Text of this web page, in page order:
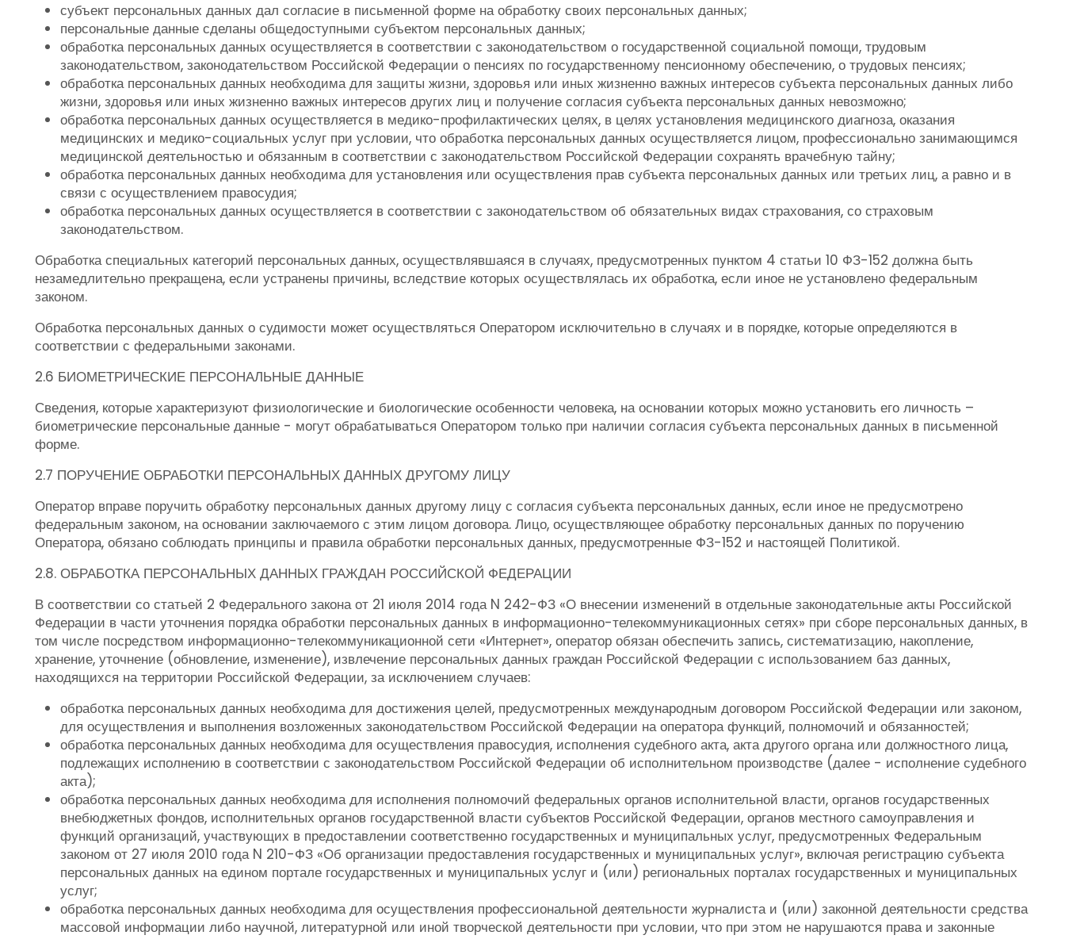
субъект персональных данных дал согласие в письменной форме на обработку своих персональных данных;
персональные данные сделаны общедоступными субъектом персональных данных;
обработка персональных данных осуществляется в соответствии с законодательством о государственной социальной помощи, трудовым
законодательством, законодательством Российской Федерации о пенсиях по государственному пенсионному обеспечению, о трудовых пенсиях;
обработка персональных данных необходима для защиты жизни, здоровья или иных жизненно важных интересов субъекта персональных данных либо
жизни, здоровья или иных жизненно важных интересов других лиц и получение согласия субъекта персональных данных невозможно;
обработка персональных данных осуществляется в медико-профилактических целях, в целях установления медицинского диагноза, оказания
медицинских и медико-социальных услуг при условии, что обработка персональных данных осуществляется лицом, профессионально занимающимся
медицинской деятельностью и обязанным в соответствии с законодательством Российской Федерации сохранять врачебную тайну;
обработка персональных данных необходима для установления или осуществления прав субъекта персональных данных или третьих лиц, а равно и в
связи с осуществлением правосудия;
обработка персональных данных осуществляется в соответствии с законодательством об обязательных видах страхования, со страховым
законодательством.
Обработка специальных категорий персональных данных, осуществлявшаяся в случаях, предусмотренных пунктом 4 статьи 10 ФЗ-152 должна быть
незамедлительно прекращена, если устранены причины, вследствие которых осуществлялась их обработка, если иное не установлено федеральным
законом.
Обработка персональных данных о судимости может осуществляться Оператором исключительно в случаях и в порядке, которые определяются в
соответствии с федеральными законами.
2.6 БИОМЕТРИЧЕСКИЕ ПЕРСОНАЛЬНЫЕ ДАННЫЕ
Сведения, которые характеризуют физиологические и биологические особенности человека, на основании которых можно установить его личность –
биометрические персональные данные - могут обрабатываться Оператором только при наличии согласия субъекта персональных данных в письменной
форме.
2.7 ПОРУЧЕНИЕ ОБРАБОТКИ ПЕРСОНАЛЬНЫХ ДАННЫХ ДРУГОМУ ЛИЦУ
Оператор вправе поручить обработку персональных данных другому лицу с согласия субъекта персональных данных, если иное не предусмотрено
федеральным законом, на основании заключаемого с этим лицом договора. Лицо, осуществляющее обработку персональных данных по поручению
Оператора, обязано соблюдать принципы и правила обработки персональных данных, предусмотренные ФЗ-152 и настоящей Политикой.
2.8. ОБРАБОТКА ПЕРСОНАЛЬНЫХ ДАННЫХ ГРАЖДАН РОССИЙСКОЙ ФЕДЕРАЦИИ
В соответствии со статьей 2 Федерального закона от 21 июля 2014 года N 242-ФЗ «О внесении изменений в отдельные законодательные акты Российской
Федерации в части уточнения порядка обработки персональных данных в информационно-телекоммуникационных сетях» при сборе персональных данных, в
том числе посредством информационно-телекоммуникационной сети «Интернет», оператор обязан обеспечить запись, систематизацию, накопление,
хранение, уточнение (обновление, изменение), извлечение персональных данных граждан Российской Федерации с использованием баз данных,
находящихся на территории Российской Федерации, за исключением случаев:
обработка персональных данных необходима для достижения целей, предусмотренных международным договором Российской Федерации или законом,
для осуществления и выполнения возложенных законодательством Российской Федерации на оператора функций, полномочий и обязанностей;
обработка персональных данных необходима для осуществления правосудия, исполнения судебного акта, акта другого органа или должностного лица,
подлежащих исполнению в соответствии с законодательством Российской Федерации об исполнительном производстве (далее - исполнение судебного
акта);
обработка персональных данных необходима для исполнения полномочий федеральных органов исполнительной власти, органов государственных
внебюджетных фондов, исполнительных органов государственной власти субъектов Российской Федерации, органов местного самоуправления и
функций организаций, участвующих в предоставлении соответственно государственных и муниципальных услуг, предусмотренных Федеральным
законом от 27 июля 2010 года N 210-ФЗ «Об организации предоставления государственных и муниципальных услуг», включая регистрацию субъекта
персональных данных на едином портале государственных и муниципальных услуг и (или) региональных порталах государственных и муниципальных
услуг;
обработка персональных данных необходима для осуществления профессиональной деятельности журналиста и (или) законной деятельности средства
массовой информации либо научной, литературной или иной творческой деятельности при условии, что при этом не нарушаются права и законные